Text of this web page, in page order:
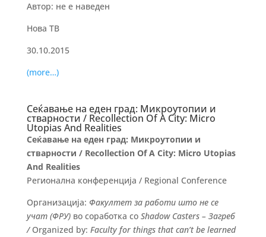
Автор: не е наведен
Нова ТВ
30.10.2015
(more…)
Сеќавање на еден град: Микроутопии и
стварности / Recollection Of A City: Micro
Utopias And Realities
Сеќавање на еден град: Микроутопии и
стварности / Recollection Of A City: Micro Utopias
And Realities
Регионална конференција / Regional Conference
Организација: Факултет за работи што не се
учат (ФРУ)во соработка со Shadow Casters – Загреб
/ Organized by: Faculty for things that can’t be learned